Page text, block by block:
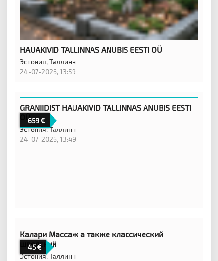
HAUAKIVID TALLINNAS ANUBIS EESTI OÜ
Эстония,Таллинн
24-07-2026, 13:59
659
GRANIIDIST HAUAKIVID TALLINNAS ANUBIS EESTI
OÜ
Эстония,Таллинн
24-07-2026, 13:49
45
Калари Массаж а также классический
шведский
Эстония,Таллинн